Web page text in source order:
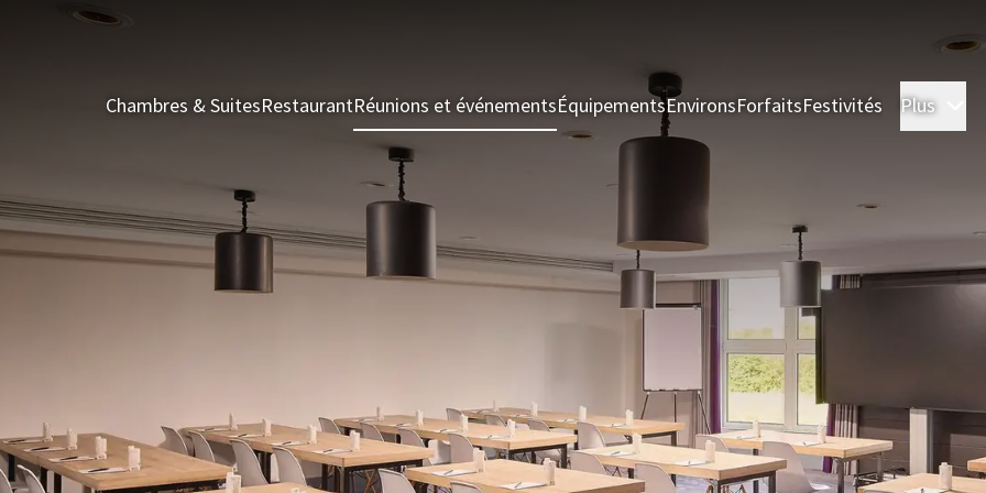
Chambres & SuitesRestaurantRéunions et événementsÉquipementsEnvironsForfaitsFestivités Plus